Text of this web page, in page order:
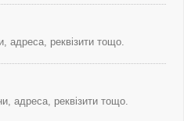
адреса, реквізити тощо.
адреса, реквізити тощо.